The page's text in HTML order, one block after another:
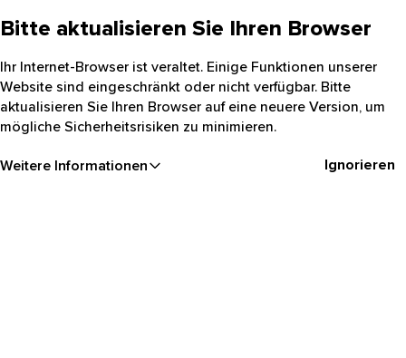
Bitte aktualisieren Sie Ihren Browser
Ihr Internet-Browser ist veraltet. Einige Funktionen unserer
Website sind eingeschränkt oder nicht verfügbar. Bitte
aktualisieren Sie Ihren Browser auf eine neuere Version, um
mögliche Sicherheitsrisiken zu minimieren.
Weitere Informationen Ignorieren